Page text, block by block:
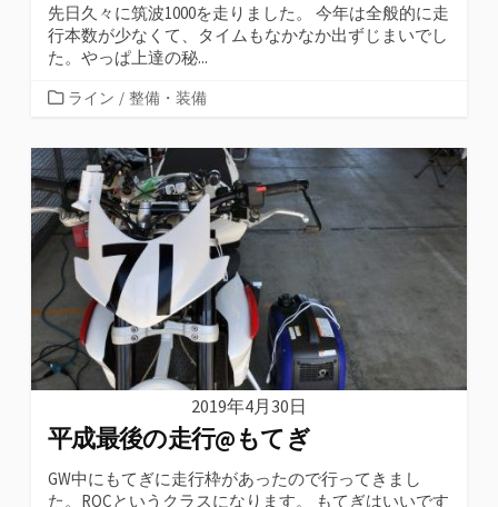
先日久々に筑波1000を走りました。 今年は全般的に走
行本数が少なくて、タイムもなかなか出ずじまいでし
た。やっぱ上達の秘...
カ
ゴ
リ
ー
ライン / 整備・装備
2019年4月30日
平成最後の走行@もてぎ
GW中にもてぎに走行枠があったので行ってきまし
た。ROCというクラスになります。 もてぎはいいです